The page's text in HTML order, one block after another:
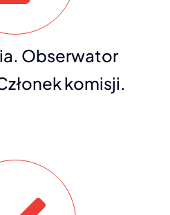
Obserwator
komisji.